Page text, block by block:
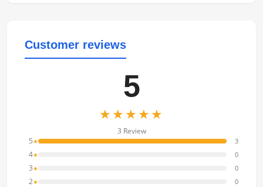
Customer reviews
5
★★★★★
3 Review
5★ 3
4★ 0
3★ 0
2★ 0